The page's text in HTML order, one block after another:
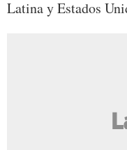
Latina y Estados